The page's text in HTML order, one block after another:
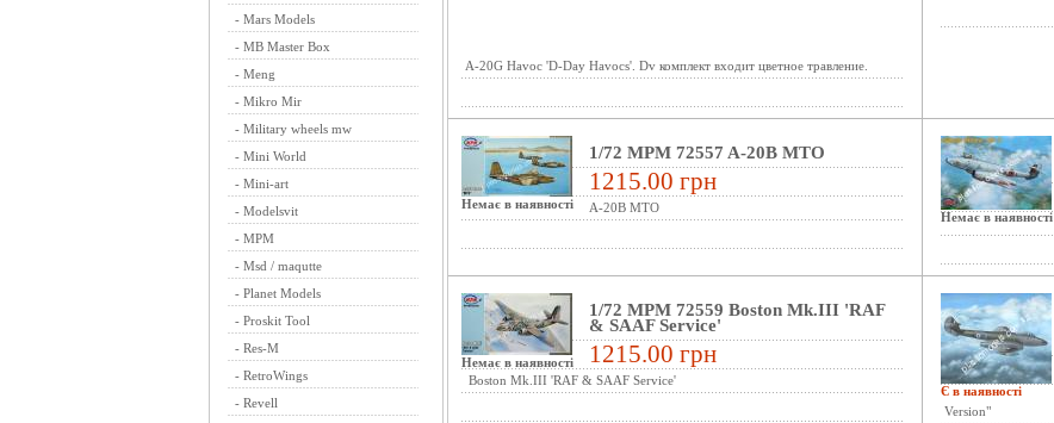
- Mars Models
- MB Master Box
- Meng
- Mikro Mir
- Military wheels mw
- Mini World
- Mini-art
- Modelsvit
- MPM
- Msd / maqutte
- Planet Models
- Proskit Tool
- Res-M
- RetroWings
- Revell
A-20G Havoc 'D-Day Havocs'. Dv комплект входит цветное травление.
Немає в наявності
1/72 MPM 72557 A-20B MTO
1215.00 грн
A-20B MTO
Немає в наявності
Немає в наявності
1/72 MPM 72559 Boston Mk.III 'RAF
& SAAF Service'
1215.00 грн
Boston Mk.III 'RAF & SAAF Service'
Є в наявності
Version"